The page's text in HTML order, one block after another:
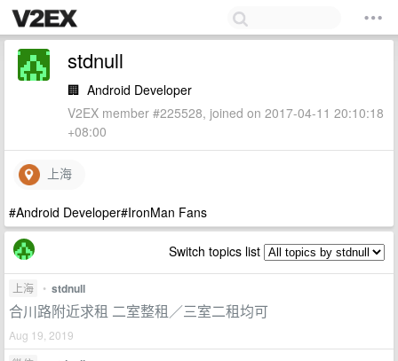
stdnull
🏢 Android Developer
V2EX member #225528, joined on 2017-04-11 20:10:18
+08:00
上海
#Android Developer#IronMan Fans
Switch topics list
上海 • stdnull
合川路附近求租 二室整租／三室二租均可
Aug 19, 2019